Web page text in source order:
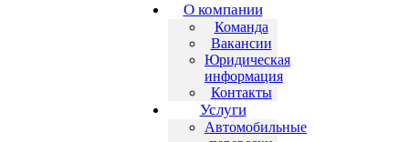
О компании
Команда
Вакансии
Юридическая
информация
Контакты
Услуги
Автомобильные